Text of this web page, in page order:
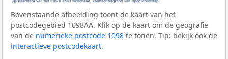
Bovenstaande afbeelding toont de kaart van het
postcodegebied 1098AA. Klik op de kaart om de geografie
van de numerieke postcode 1098 te tonen. Tip: bekijk ook de
interactieve postcodekaart.